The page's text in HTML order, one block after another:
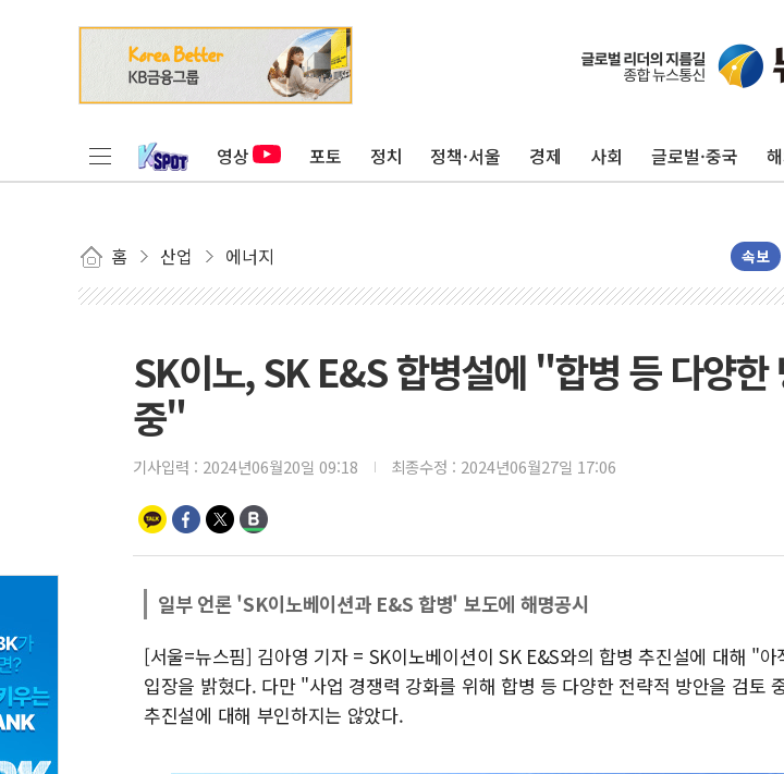
영상 포토 정치 정책·서울 경제 사회 글로벌·중국
홈 산업 에너지 속보
SK이노, SK E&S 합병설에 "합병 등 다양한
중"
기사입력 : 2024년06월20일 09:18 최종수정 : 2024년06월27일 17:06
일부 언론 'SK이노베이션과 E&S 합병' 보도에 해명공시
[서울=뉴스핌] 김아영 기자 = SK이노베이션이 SK E&S와의 합병 추진설에 대해 "
입장을 밝혔다. 다만 "사업 경쟁력 강화를 위해 합병 등 다양한 전략적 방안을 검토
추진설에 대해 부인하지는 않았다.